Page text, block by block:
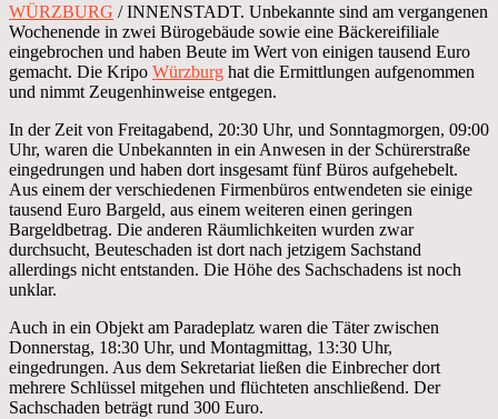
WÜRZBURG / INNENSTADT. Unbekannte sind am vergangenen
Wochenende in zwei Bürogebäude sowie eine Bäckereifiliale
eingebrochen und haben Beute im Wert von einigen tausend Euro
gemacht. Die Kripo Würzburg hat die Ermittlungen aufgenommen
und nimmt Zeugenhinweise entgegen.
In der Zeit von Freitagabend, 20:30 Uhr, und Sonntagmorgen, 09:00
Uhr, waren die Unbekannten in ein Anwesen in der Schürerstraße
eingedrungen und haben dort insgesamt fünf Büros aufgehebelt.
Aus einem der verschiedenen Firmenbüros entwendeten sie einige
tausend Euro Bargeld, aus einem weiteren einen geringen
Bargeldbetrag. Die anderen Räumlichkeiten wurden zwar
durchsucht, Beuteschaden ist dort nach jetzigem Sachstand
allerdings nicht entstanden. Die Höhe des Sachschadens ist noch
unklar.
Auch in ein Objekt am Paradeplatz waren die Täter zwischen
Donnerstag, 18:30 Uhr, und Montagmittag, 13:30 Uhr,
eingedrungen. Aus dem Sekretariat ließen die Einbrecher dort
mehrere Schlüssel mitgehen und flüchteten anschließend. Der
Sachschaden beträgt rund 300 Euro.